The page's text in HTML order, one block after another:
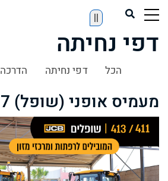
||
דפי נחיתה
הכל דפי נחיתה הדרכה
מעמיס אופני (שופל) 427,437